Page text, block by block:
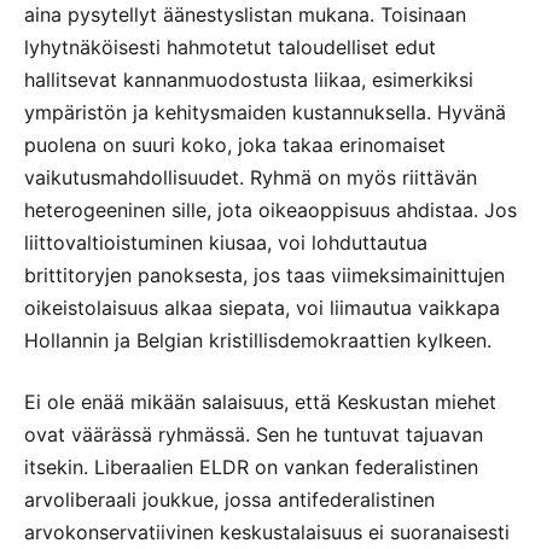
aina pysytellyt äänestyslistan mukana. Toisinaan
lyhytnäköisesti hahmotetut taloudelliset edut
hallitsevat kannanmuodostusta liikaa, esimerkiksi
ympäristön ja kehitysmaiden kustannuksella. Hyvänä
puolena on suuri koko, joka takaa erinomaiset
vaikutusmahdollisuudet. Ryhmä on myös riittävän
heterogeeninen sille, jota oikeaoppisuus ahdistaa. Jos
liittovaltioistuminen kiusaa, voi lohduttautua
brittitoryjen panoksesta, jos taas viimeksimainittujen
oikeistolaisuus alkaa siepata, voi liimautua vaikkapa
Hollannin ja Belgian kristillisdemokraattien kylkeen.
Ei ole enää mikään salaisuus, että Keskustan miehet
ovat väärässä ryhmässä. Sen he tuntuvat tajuavan
itsekin. Liberaalien ELDR on vankan federalistinen
arvoliberaali joukkue, jossa antifederalistinen
arvokonservatiivinen keskustalaisuus ei suoranaisesti